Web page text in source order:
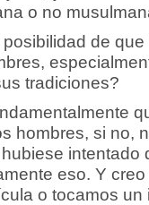
o no
de
tradiciones?
hombres, si no,
intentado
eso. Y
o tocamos